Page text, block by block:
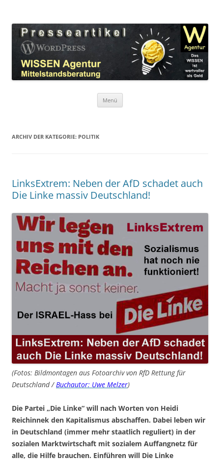
Agentur
Menü
ARCHIV DER KATEGORIE: POLITIK
LinksExtrem: Neben der AfD schadet auch
Die Linke massiv Deutschland!
(Fotos: Bildmontagen aus Fotoarchiv von RfD Rettung für
Deutschland /Buchautor: Uwe Melzer)
Die Partei „Die Linke“ will nach Worten von Heidi
Reichinnek den Kapitalismus abschaffen. Dabei leben wir
in Deutschland (immer mehr staatlich reguliert) in der
sozialen Marktwirtschaft mit sozialem Auffangnetz für
alle, die Hilfe brauchen. Einführen will Die Linke